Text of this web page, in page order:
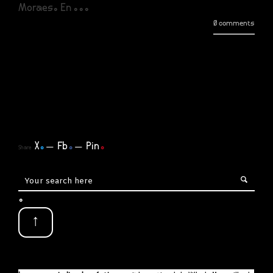
Moraes. En ...
0 comments
Share X. Fb. Pin.
.
↑